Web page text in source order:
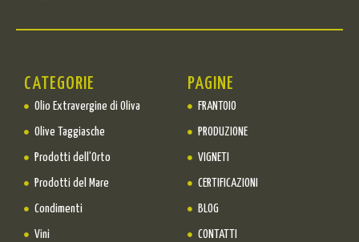
CATEGORIE
Olio Extravergine di Oliva
Olive Taggiasche
Prodotti dell'Orto
Prodotti del Mare
Condimenti
Vini
PAGINE
FRANTOIO
PRODUZIONE
VIGNETI
CERTIFICAZIONI
BLOG
CONTATTI